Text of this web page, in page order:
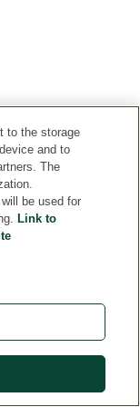
to the storage
and to
The
be used for
Link to